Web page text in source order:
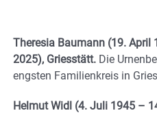
Theresia Baumann (19. April
2025), Griesstätt. Die
engsten Familienkreis in
Helmut Widl (4. Juli 1945 –